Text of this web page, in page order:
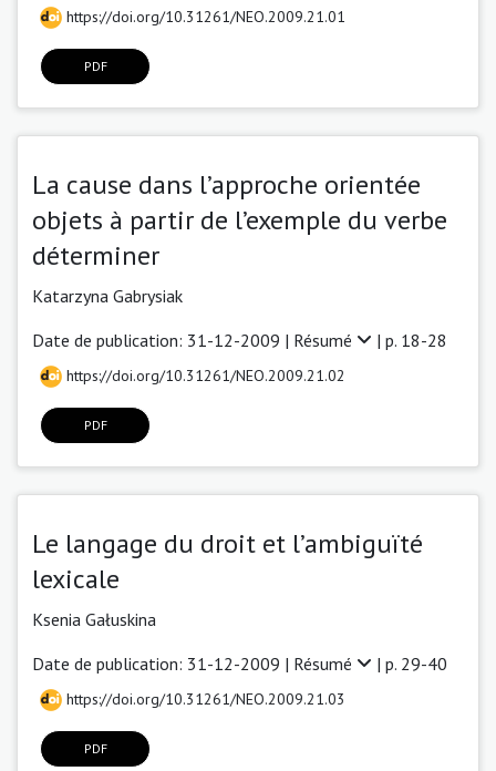
https://doi.org/10.31261/NEO.2009.21.01
PDF
La cause dans l’approche orientée
objets à partir de l’exemple du verbe
déterminer
Katarzyna Gabrysiak
Date de publication: 31-12-2009 | Résumé | p. 18-28
https://doi.org/10.31261/NEO.2009.21.02
PDF
Le langage du droit et l’ambiguïté
lexicale
Ksenia Gałuskina
Date de publication: 31-12-2009 | Résumé | p. 29-40
https://doi.org/10.31261/NEO.2009.21.03
PDF